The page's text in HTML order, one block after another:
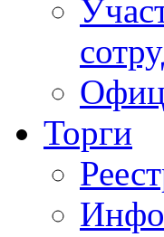
Торги